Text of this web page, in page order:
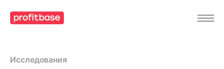
Исследования